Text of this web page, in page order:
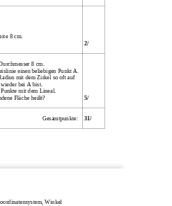
8 cm.
2/
8 cm.
einen beliebigen Punkt A.
mit dem Zirkel so oft auf
bei A bist.
mit dem Lineal.
Fläche heißt? 5/
           Gesamtpunkte:
31/
Winkel